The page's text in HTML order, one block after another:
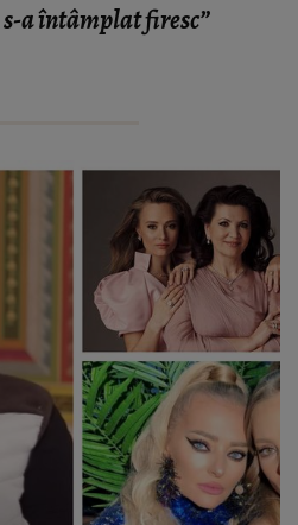
a întâmplat firesc”